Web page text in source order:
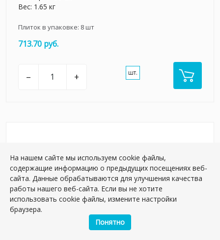
Вес: 1.65 кг
Плиток в упаковке: 8шт
713.70 руб.
– + шт.
На нашем сайте мы используем cookie файлы,
содержащие информацию о предыдущих посещениях веб-
сайта. Данные обрабатываются для улучшения качества
работы нашего веб-сайта. Если вы не хотите
использовать cookie файлы, измените настройки
браузера.
Понятно